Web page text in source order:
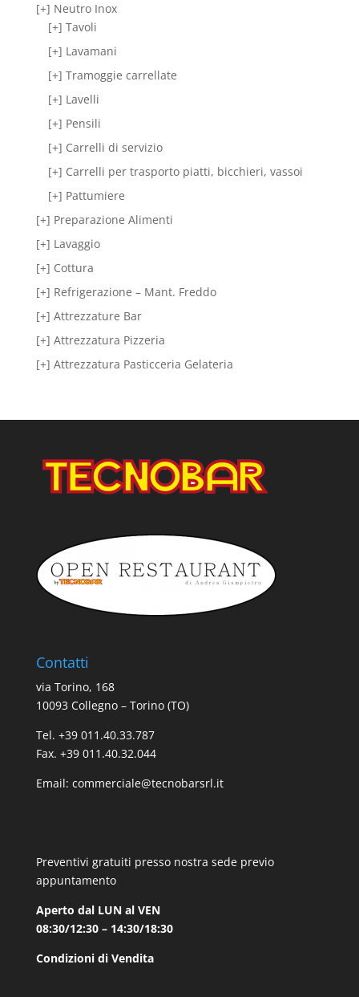
[+] Neutro Inox
[+] Tavoli
[+] Lavamani
[+] Tramoggie carrellate
[+] Lavelli
[+] Pensili
[+] Carrelli di servizio
[+] Carrelli per trasporto piatti, bicchieri, vassoi
[+] Pattumiere
[+] Preparazione Alimenti
[+] Lavaggio
[+] Cottura
[+] Refrigerazione – Mant. Freddo
[+] Attrezzature Bar
[+] Attrezzatura Pizzeria
[+] Attrezzatura Pasticceria Gelateria
Contatti
via Torino, 168
10093 Collegno – Torino (TO)
Tel. +39 011.40.33.787
Fax. +39 011.40.32.044
Email: commerciale@tecnobarsrl.it
Preventivi gratuiti presso nostra sede previo
appuntamento
Aperto dal LUN al VEN
08:30/12:30 – 14:30/18:30
Condizioni di Vendita